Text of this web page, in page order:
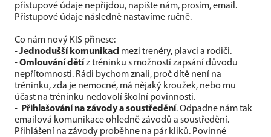
přístupové údaje nepřijdou, napište nám, prosím, email.
Přístupové údaje následně nastavíme ručně.
Co nám nový KIS přinese:
-Jednodušší komunikaci mezi trenéry, plavci a rodiči.
-Omlouvání dětíz tréninku s možností zapsání důvodu
nepřítomnosti. Rádi bychom znali, proč dítě není na
tréninku, zda je nemocné, má nějaký kroužek, nebo mu
účast na tréninku nedovolí školní povinnosti.
- Přihlašování na závody a soustředění. Odpadne nám tak
emailová komunikace ohledně závodů a soustředění.
Přihlášení na závody proběhne na pár kliků. Povinné